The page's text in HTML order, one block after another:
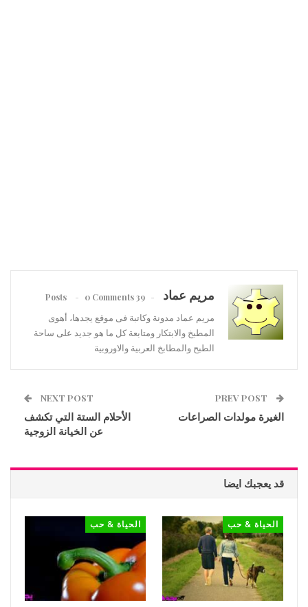
مريم عماد 39 Posts
0 Comments
مريم عماد مدونة وكاتبة فى موقع يجدها، أهوى
المطبخ والابتكار ومتابعة كل ما هو جديد على ساحة
الطبح والمطابخ العربية والاوروبية
الغيرة مولدات الصراعات
NEXT POST
الأحلام الستة التي تكشف
عن الخيانة الزوجية
قد يعجبك ايضا
الحياة & حب الحياة & حب